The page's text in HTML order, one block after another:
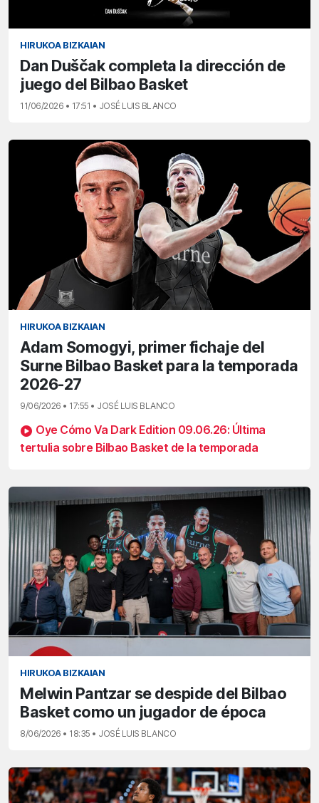
HIRUKOA BIZKAIAN
Dan Duščak completa la dirección de
juego del Bilbao Basket
11/06/2026 • 17:51 • JOSÉ LUIS BLANCO
HIRUKOA BIZKAIAN
Adam Somogyi, primer fichaje del
Surne Bilbao Basket para la temporada
2026-27
9/06/2026 • 17:55 • JOSÉ LUIS BLANCO
Oye Cómo Va Dark Edition 09.06.26: Última
tertulia sobre Bilbao Basket de la temporada
HIRUKOA BIZKAIAN
Melwin Pantzar se despide del Bilbao
Basket como un jugador de época
8/06/2026 • 18:35 • JOSÉ LUIS BLANCO